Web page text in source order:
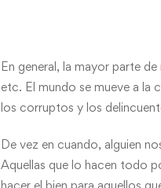
En general, la mayor parte
etc. El mundo se mueve a
los corruptos y los
De vez en cuando, alguien
Aquellas que lo hacen todo